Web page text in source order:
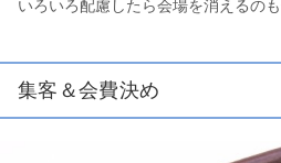
いろいろ配慮したら会場を消えるのも
集客＆会費決め